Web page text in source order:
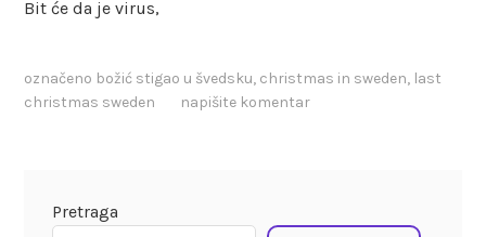
Bit će da je virus,
označeno božić stigao u švedsku, christmas in sweden, last
christmas sweden
napišite komentar
Pretraga